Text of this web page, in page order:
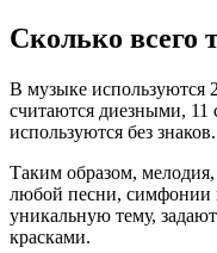
Сколько всего
В музыке используются
считаются диезными,
используются без знаков.
Таким образом,
любой песни, симфонии
уникальную тему,
красками.